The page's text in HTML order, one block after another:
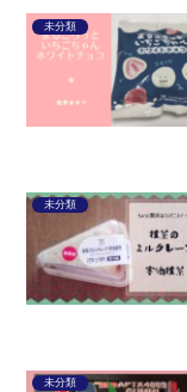
未分類
未分類
未分類